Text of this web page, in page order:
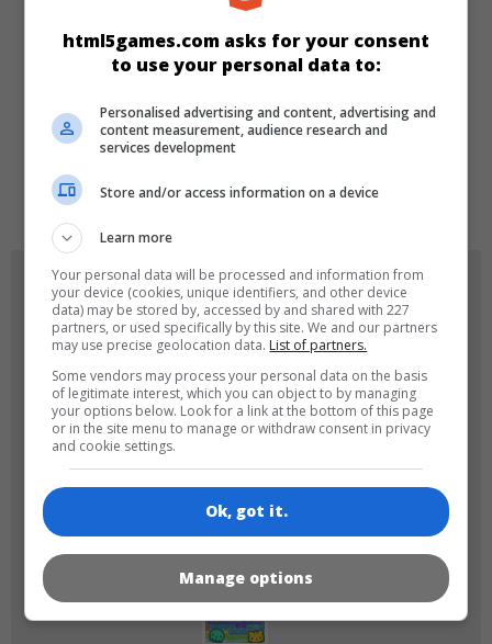
Skill Denkspiele
SPRACHEN
de tr en
SPIEL-ICONS
180x180 120x120
html5games.com asks for your consent
to use your personal data to:
Personalised advertising and content, advertising and
content measurement, audience research and
services development
Store and/or access information on a device
Learn more
Your personal data will be processed and information from
your device (cookies, unique identifiers, and other device
data) may be stored by, accessed by and shared with 227
partners, or used specifically by this site. We and our partners
may use precise geolocation data. List of partners.
Some vendors may process your personal data on the basis
of legitimate interest, which you can object to by managing
your options below. Look for a link at the bottom of this page
or in the site menu to manage or withdraw consent in privacy
and cookie settings.
Ok, got it.
Manage options